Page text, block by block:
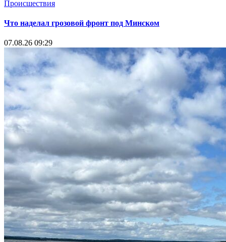
Происшествия
Что наделал грозовой фронт под Минском
07.08.26 09:29